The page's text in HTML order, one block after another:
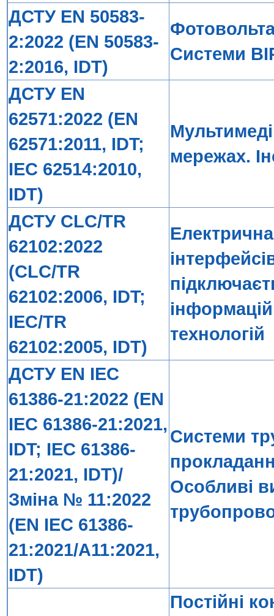
ДСТУ EN 50583-
2:2022 (EN 50583-
2:2016, IDT)
Системи
ДСТУ EN
62571:2022 (EN
62571:2011, IDT;
IEC 62514:2010,
IDT)
мережах.
ДСТУ CLC/TR
62102:2022
(CLC/TR
62102:2006, IDT;
IEC/TR
62102:2005, IDT)
технологій
ДСТУ EN IEC
61386-21:2022 (EN
IEC 61386-21:2021,
IDT; IEC 61386-
21:2021, IDT)/
Зміна № 11:2022
(EN IEC 61386-
21:2021/A11:2021,
IDT)
Системи
Особливі
Постійні